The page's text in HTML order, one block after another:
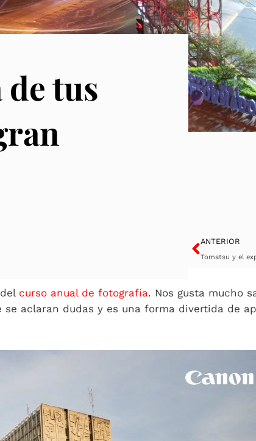
tus
Ant
ANTERIOR
curso anual de fotografía. Nos gusta mucho
aclaran dudas y es una forma divertida de